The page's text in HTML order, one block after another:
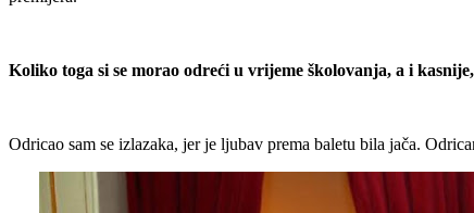
Koliko toga si se morao odreći u vrijeme školovanja, a i
Odricao sam se izlazaka, jer je ljubav prema baletu bila jača.